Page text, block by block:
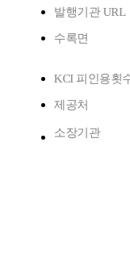
발행기관 URL
수록면
KCI 피인용횟
제공처
소장기관